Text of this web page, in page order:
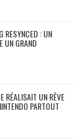
RESYNCED : UN
UN GRAND
RÉALISAIT UN RÊVE
PARTOUT